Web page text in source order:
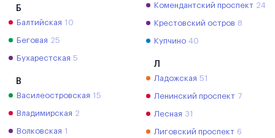
Б
Балтийская 10
Беговая 25
Бухарестская 5
В
Василеостровская 15
Владимирская 2
Волковская 1
Комендантский проспект 24
Крестовский остров 8
Купчино 40
Л
Ладожская 51
Ленинский проспект 7
Лесная 31
Лиговский проспект 6